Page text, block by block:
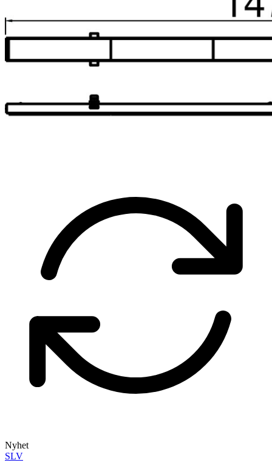
Nyhet
SLV